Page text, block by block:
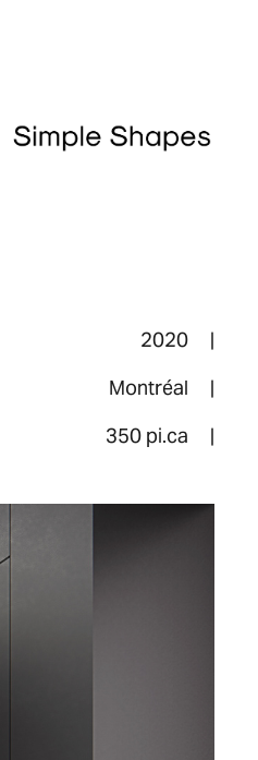
2020 |
Montréal |
350 pi.ca |